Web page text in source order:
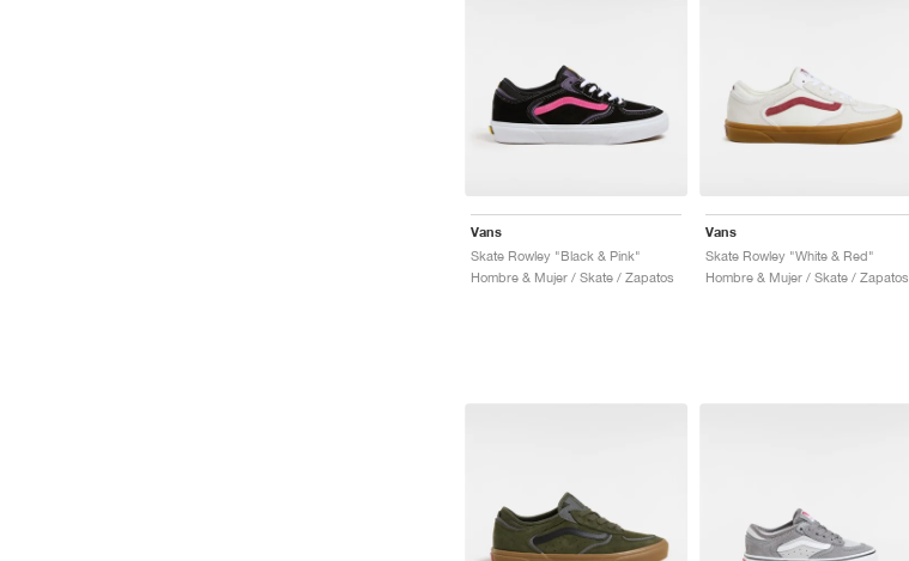
Vans
Skate Rowley "Black & Pink"
Hombre & Mujer / Skate / Zapatos
Vans
Skate Rowley "White & Red"
Hombre & Mujer / Skate / Zapatos